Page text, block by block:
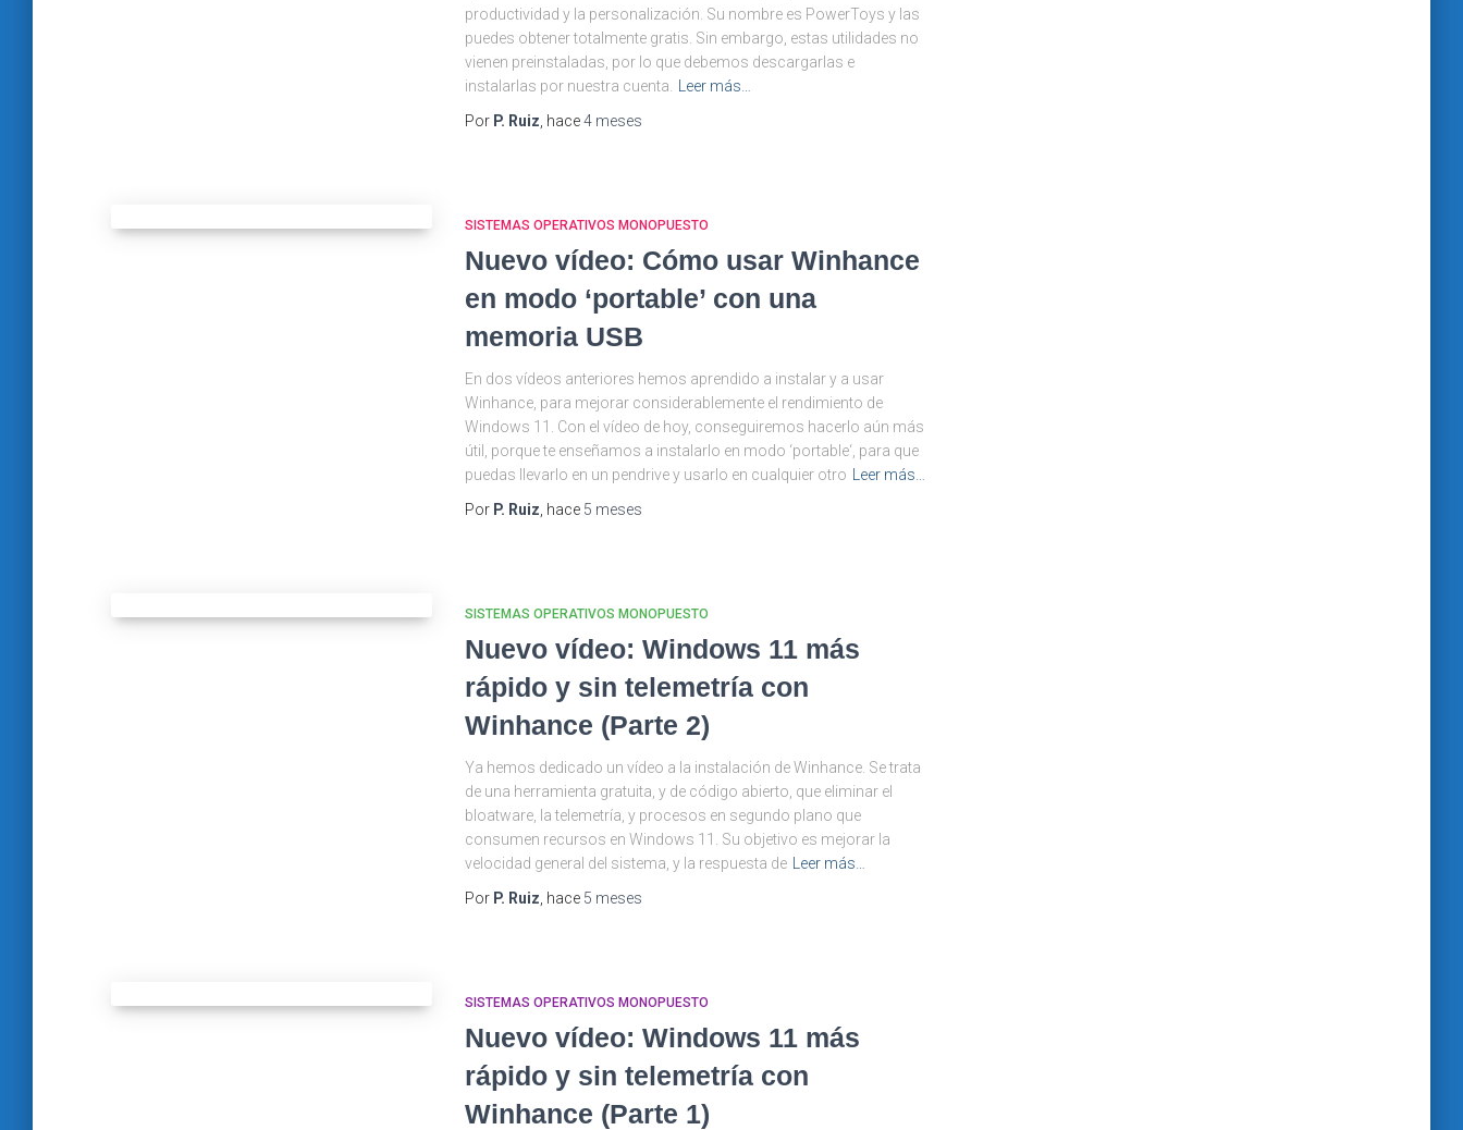
productividad y la personalización. Su nombre es PowerToys y las
puedes obtener totalmente gratis. Sin embargo, estas utilidades no
vienen preinstaladas, por lo que debemos descargarlas e
instalarlas por nuestra cuenta.
Leer más…
Por P. Ruiz , hace4 meses
SISTEMAS OPERATIVOS MONOPUESTO
Nuevo vídeo: Cómo usar Winhance
en modo ‘portable’ con una
memoria USB
En dos vídeos anteriores hemos aprendido a instalar y a usar
Winhance, para mejorar considerablemente el rendimiento de
Windows 11. Con el vídeo de hoy, conseguiremos hacerlo aún más
útil, porque te enseñamos a instalarlo en modo ‘portable‘, para que
puedas llevarlo en un pendrive y usarlo en cualquier otro
Leer más…
Por P. Ruiz , hace 5 meses
SISTEMAS OPERATIVOS MONOPUESTO
Nuevo vídeo: Windows 11 más
rápido y sin telemetría con
Winhance (Parte 2)
Ya hemos dedicado un vídeo a la instalación de Winhance. Se trata
de una herramienta gratuita, y de código abierto, que eliminar el
bloatware, la telemetría, y procesos en segundo plano que
consumen recursos en Windows 11. Su objetivo es mejorar la
velocidad general del sistema, y la respuesta de
Leer más…
Por P. Ruiz , hace 5 meses
SISTEMAS OPERATIVOS MONOPUESTO
Nuevo vídeo: Windows 11 más
rápido y sin telemetría con
Winhance (Parte 1)